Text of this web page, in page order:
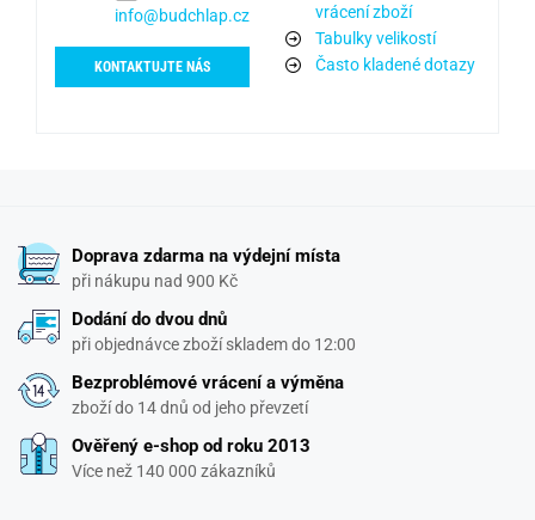
info@budchlap.cz
KONTAKTUJTE NÁS
vrácení zboží
Tabulky velikostí
Často kladené dotazy
Doprava zdarma na výdejní místa
při nákupu nad 900 Kč
Dodání do dvou dnů
při objednávce zboží skladem do 12:00
Bezproblémové vrácení a výměna
zboží do 14 dnů od jeho převzetí
Ověřený e-shop od roku 2013
Více než 140 000 zákazníků